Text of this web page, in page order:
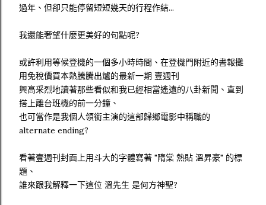
過年、但卻只能停留短短幾天的行程作結...
我還能奢望什麼更美好的句點呢?
或許利用等候登機的一個多小時時間、在登機門附近的書報攤
用免稅價買本熱騰騰出爐的最新一期 壹週刊
興高采烈地讀著那些看似和我已經相當遙遠的八卦新聞、直到
搭上離台班機的前一分鐘、
也可當作是我個人領銜主演的這部歸鄉電影中稱職的
alternate ending?
看著壹週刊封面上用斗大的字體寫著 "隋棠 熱貼 溫昇豪" 的標
題、
誰來跟我解釋一下這位 溫先生 是何方神聖?